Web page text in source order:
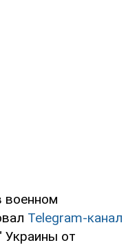
военном
Telegram-канал
Украины от